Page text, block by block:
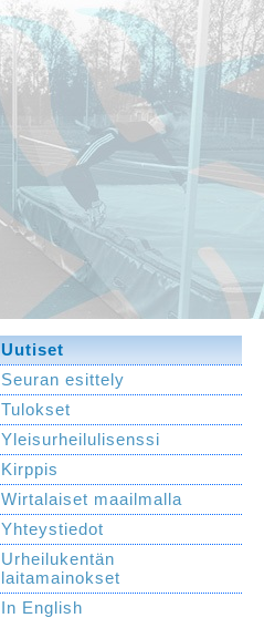
Uutiset
Seuran esittely
Tulokset
Yleisurheilulisenssi
Kirppis
Wirtalaiset maailmalla
Yhteystiedot
Urheilukentän
laitamainokset
In English